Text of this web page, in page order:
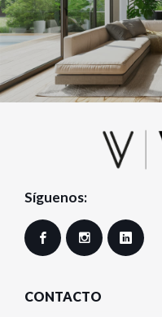
Síguenos:
Facebook Instagram
CONTACTO